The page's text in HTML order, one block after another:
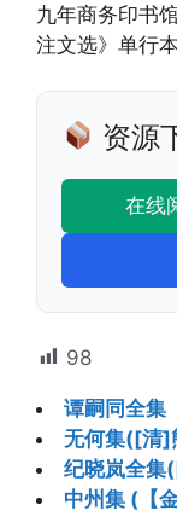
九年商务印书
注文选》单行
资源
在线
98
谭嗣同全集
无何集([清]
纪晓岚全集
中州集 (【